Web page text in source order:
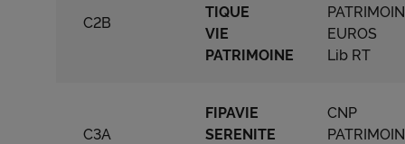
C2B
TIQUE
VIE
PATRIMOINE
EUROS
Lib RT
C3A
FIPAVIE
SERENITE
CNP